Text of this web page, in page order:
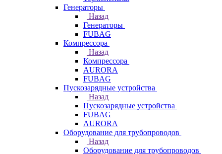
Генераторы
Назад
Генераторы
FUBAG
Компрессора
Назад
Компрессора
AURORA
FUBAG
Пускозарядные устройства
Назад
Пускозарядные устройства
FUBAG
AURORA
Оборудование для трубопроводов
Назад
Оборудование для трубопроводов